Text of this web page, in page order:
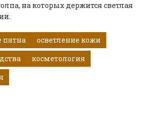
на которых держится светлая
пятна
осветление кожи
косметология